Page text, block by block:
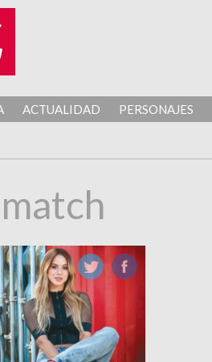
ACTUALIDAD PERSONAJES